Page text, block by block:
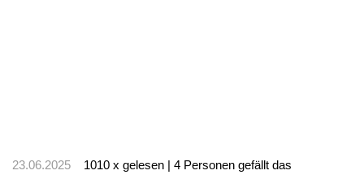
23.06.2025 1010 x gelesen | 4 Personen gefällt das